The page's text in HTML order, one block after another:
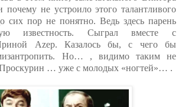
не устроило этого талантливого
сих пор не понятно. Ведь здесь парень
известность. Сыграл вместе с
Ириной Аzер. Казалось бы, с чего бы
Но… , видимо таким не
… уже с молодых «ногтей»… .